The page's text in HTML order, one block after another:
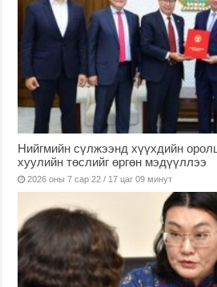
Нийгмийн сүлжээнд хүүхдийн
хуулийн төслийг өргөн мэдүүллээ
2026 оны 7 сар 22 / 17 цаг 09 минут